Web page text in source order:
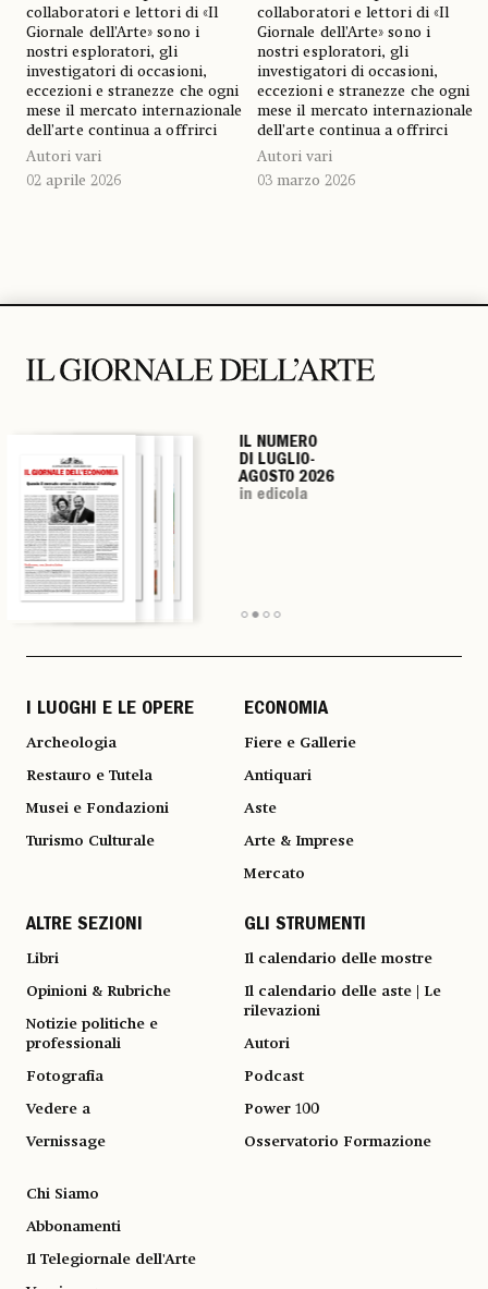
collaboratori e lettori di «Il
Giornale dell’Arte» sono i
nostri esploratori, gli
investigatori di occasioni,
eccezioni e stranezze che ogni
mese il mercato internazionale
dell’arte continua a offrirci
Autori vari
02 aprile 2026
collaboratori e lettori di «Il
Giornale dell’Arte» sono i
nostri esploratori, gli
investigatori di occasioni,
eccezioni e stranezze che ogni
mese il mercato internazionale
dell’arte continua a offrirci
Autori vari
03 marzo 2026
IL NUMERO
DI LUGLIO-
AGOSTO 2026
in edicola
IL NUMERO
DI LUGLIO-
AGOSTO 2026
in edicola
IL NUMERO
DI LUGLIO-
AGOSTO 2026
in edicola
IL NUMERO
DI LUGLIO-
AGOSTO 2026
in edicola
I LUOGHI E LE OPERE
Archeologia
Restauro e Tutela
Musei e Fondazioni
Turismo Culturale
ECONOMIA
Fiere e Gallerie
Antiquari
Aste
Arte & Imprese
Mercato
ALTRE SEZIONI
Libri
Opinioni & Rubriche
Notizie politiche e
professionali
Fotografia
Vedere a
Vernissage
GLI STRUMENTI
Il calendario delle mostre
Il calendario delle aste | Le
rilevazioni
Autori
Podcast
Power 100
Osservatorio Formazione
Chi Siamo
Abbonamenti
Il Telegiornale dell'Arte